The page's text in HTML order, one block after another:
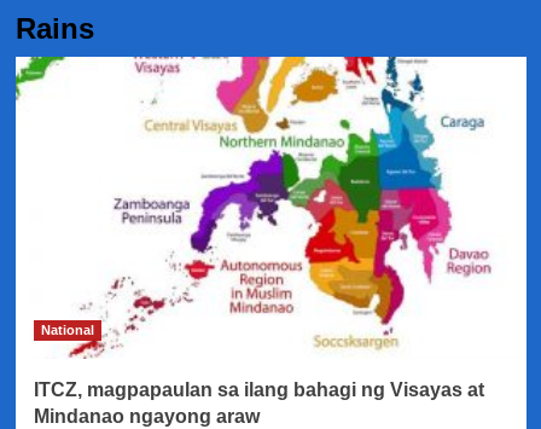
Rains
National
ITCZ, magpapaulan sa ilang bahagi ng Visayas at
Mindanao ngayong araw